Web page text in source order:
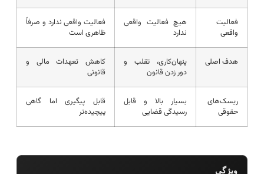
فعالیت
واقعی
هیچ فعالیت واقعی
ندارد
فعالیت واقعی ندارد و صرفاً
ظاهری است
هدف اصلی
پنهان‌کاری، تقلب و
دور زدن قانون
کاهش تعهدات مالی و
قانونی
ریسک‌های
حقوقی
بسیار بالا و قابل
رسیدگی قضایی
قابل پیگیری اما گاهی
پیچیده‌تر
ویژگی